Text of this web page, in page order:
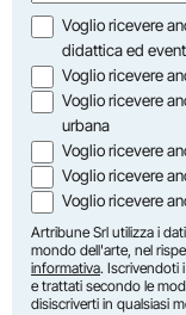
Opzioni
Voglio ricevere
didattica ed
Voglio ricevere
Voglio ricevere
urbana
Voglio ricevere
Voglio ricevere
Voglio ricevere
Artribune Srl utilizza i
mondo dell'arte, nel
informativa. Iscrivendoti
e trattati secondo le
disiscriverti in qualsiasi